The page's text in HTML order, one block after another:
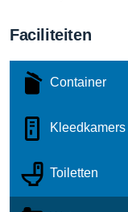
Faciliteiten
Container
Kleedkamers
Toiletten